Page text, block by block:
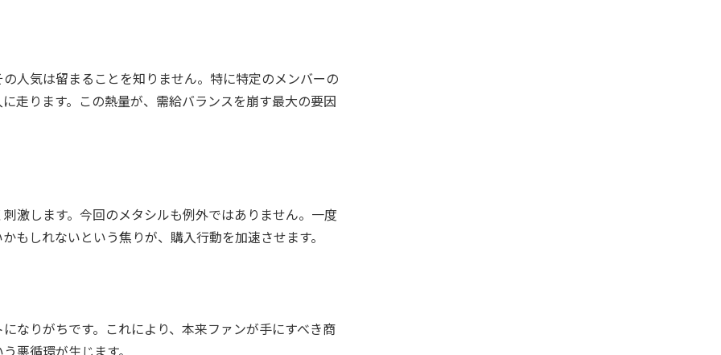
人気は留まることを知りません。特に特定のメンバーの
走ります。この熱量が、需給バランスを崩す最大の要因
激します。今回のメタシルも例外ではありません。一度
もしれないという焦りが、購入行動を加速させます。
なりがちです。これにより、本来ファンが手にすべき商
悪循環が生じます。